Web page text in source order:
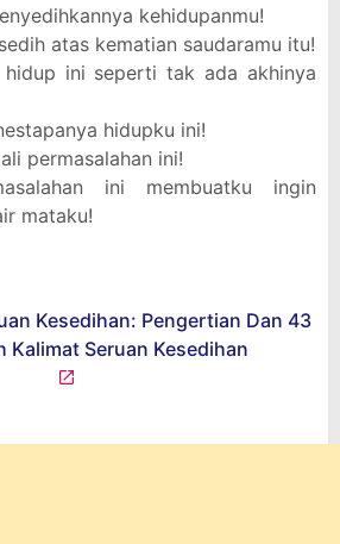
kehidupanmu!
atas kematian saudaramu itu!
hidup ini seperti tak ada akhinya
hidupku ini!
permasalahan ini!
ini membuatku ingin
mataku!